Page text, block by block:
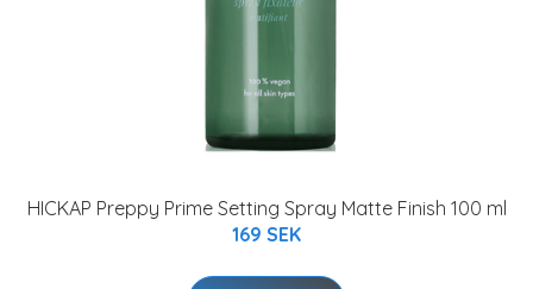
HICKAP Preppy Prime Setting Spray Matte Finish 100 ml
169 SEK